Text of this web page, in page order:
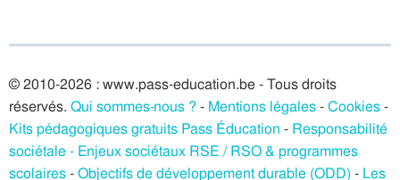
© 2010-2026 : www.pass-education.be - Tous droits
réservés. Qui sommes-nous ? - Mentions légales-Cookies-
Kits pédagogiques gratuits Pass Éducation - Responsabilité
sociétale - Enjeux sociétaux RSE / RSO & programmes
scolaires-Objectifs de développement durable (ODD) - Les